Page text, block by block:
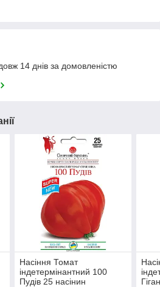
14 днів за домовленістю
Насіння Томат
індетермінантний 100
Пудів 25 насінин